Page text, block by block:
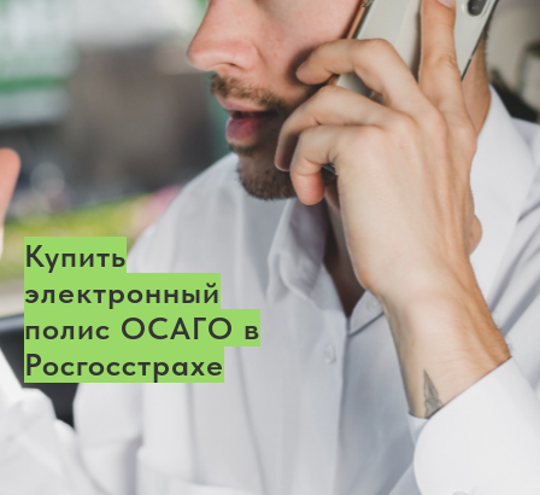
Купить
электронный
полис ОСАГО в
Росгосстрахе